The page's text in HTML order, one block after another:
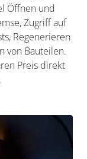
Öffnen und
Zugriff auf
Regenerieren
von Bauteilen.
Preis direkt